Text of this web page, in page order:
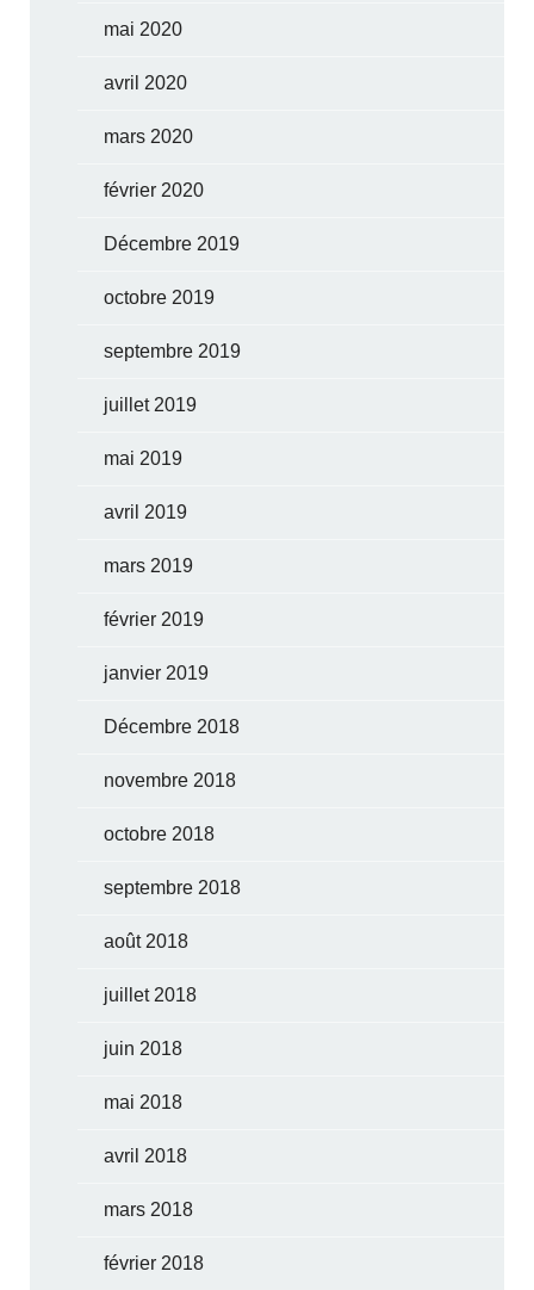
mai 2020
avril 2020
mars 2020
février 2020
Décembre 2019
octobre 2019
septembre 2019
juillet 2019
mai 2019
avril 2019
mars 2019
février 2019
janvier 2019
Décembre 2018
novembre 2018
octobre 2018
septembre 2018
août 2018
juillet 2018
juin 2018
mai 2018
avril 2018
mars 2018
février 2018